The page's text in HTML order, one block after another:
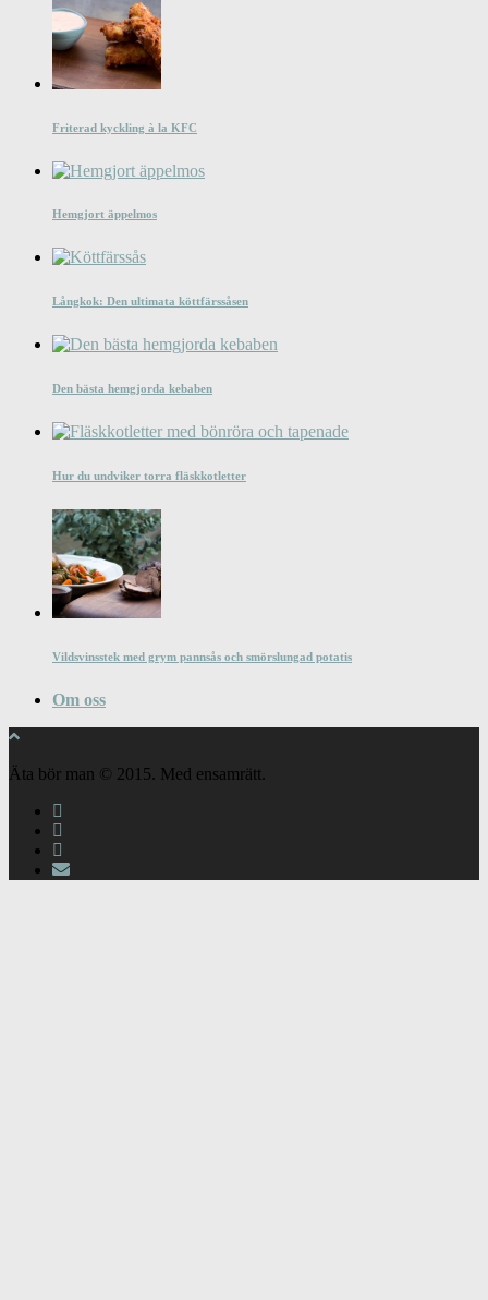
Friterad kyckling à la KFC
Hemgjort äppelmos
Långkok: Den ultimata köttfärssåsen
Den bästa hemgjorda kebaben
Hur du undviker torra fläskkotletter
Vildsvinsstek med grym pannsås och smörslungad potatis
Om oss
Äta bör man © 2015. Med ensamrätt.